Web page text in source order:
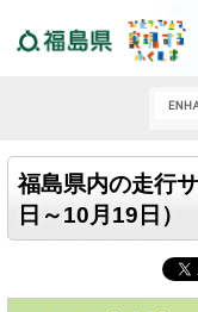
福島県内の走行
日～10月19日）